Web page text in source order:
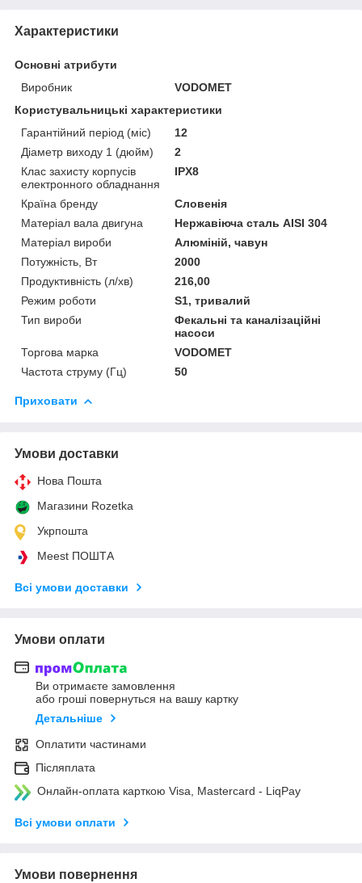
Характеристики
Основні атрибути
Виробник
VODOMET
Користувальницькі характеристики
Гарантійний період (міс)
12
Діаметр виходу 1 (дюйм)
2
Клас захисту корпусів
електронного обладнання
IPX8
Країна бренду
Словенія
Матеріал вала двигуна
Нержавіюча сталь AISI 304
Матеріал вироби
Алюміній, чавун
Потужність, Вт
2000
Продуктивність (л/хв)
216,00
Режим роботи
S1, тривалий
Тип вироби
Фекальні та каналізаційні
насоси
Торгова марка
VODOMET
Частота струму (Гц)
50
Приховати
Умови доставки
Нова Пошта
Магазини Rozetka
Укрпошта
Meest ПОШТА
Всі умови доставки
Умови оплати
Ви отримаєте замовлення
або гроші повернуться на вашу картку
Детальніше
Оплатити частинами
Післяплата
Онлайн-оплата карткою Visa, Mastercard - LiqPay
Всі умови оплати
Умови повернення